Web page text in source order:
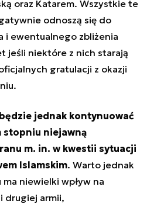
oraz Katarem. Wszystkie te
odnoszą się do
i ewentualnego zbliżenia
jeśli niektóre z nich starają
gratulacji z okazji
jednak kontynuować
stopniu niejawną
m. in. w kwestii sytuacji
Islamskim. Warto jednak
niewielki wpływ na
drugiej armii,